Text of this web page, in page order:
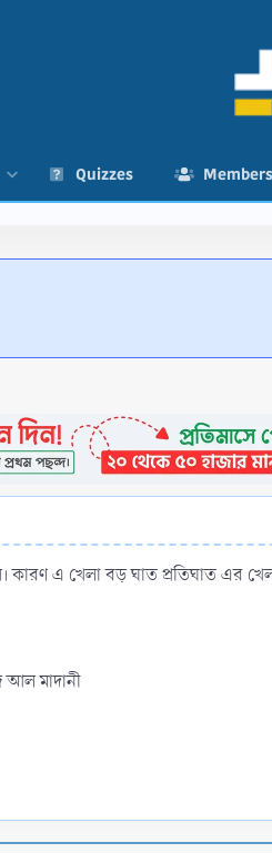
Quizzes Members
কারণ এ খেলা বড় ঘাত প্রতিঘাত এর
আল মাদানী